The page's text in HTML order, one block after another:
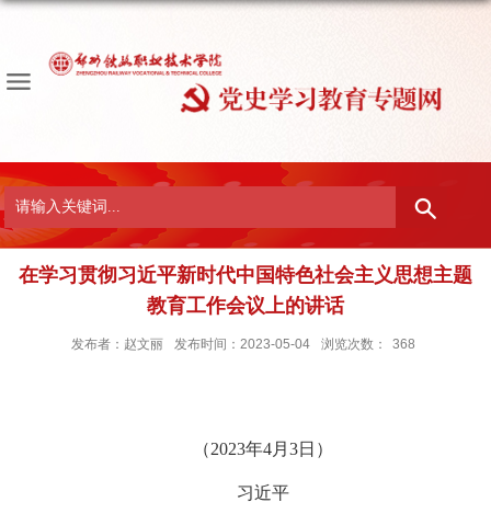
在学习贯彻习近平新时代中国特色社会主义思想主题
教育工作会议上的讲话
发布者：赵文丽 发布时间：2023-05-04 浏览次数： 368
（2023年4月3日）
习近平